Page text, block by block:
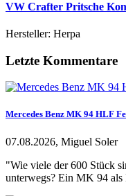
VW Crafter Pritsche
Hersteller: Herpa
Letzte Kommentare
Mercedes Benz MK 94 HLF
07.08.2026, Miguel Soler
"Wie viele der 600 Stück
unterwegs? Ein MK 94